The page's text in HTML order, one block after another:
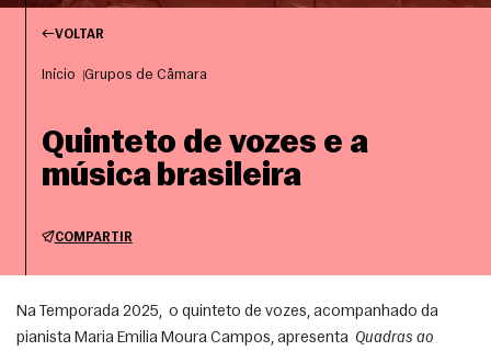
VOLTAR
Início Grupos de Câmara
Quinteto de vozes e a
música brasileira
COMPARTIR
Na Temporada 2025,  o quinteto de vozes, acompanhado da
pianista Maria Emilia Moura Campos, apresenta Quadras ao